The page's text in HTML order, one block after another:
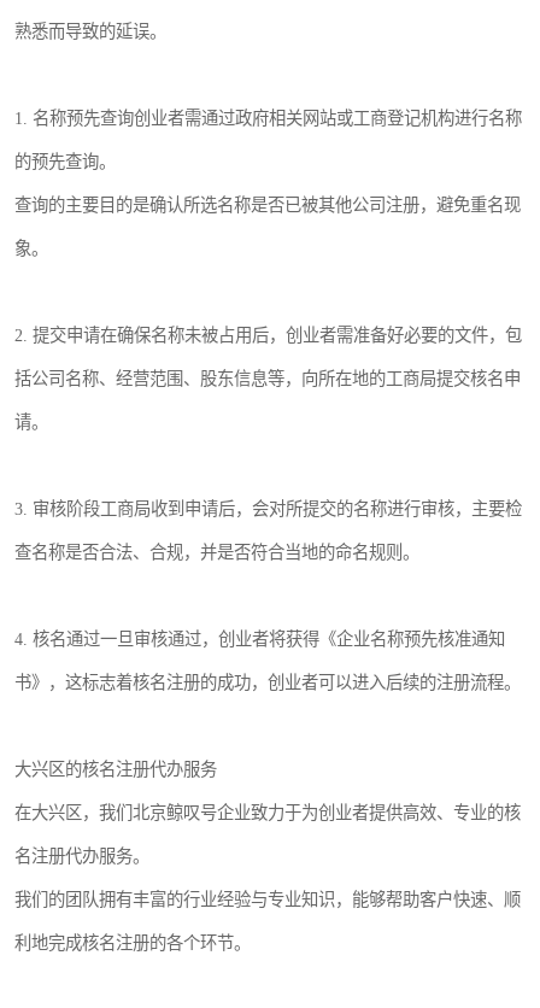
熟悉而导致的延误。
1. 名称预先查询创业者需通过政府相关网站或工商登记机构进行名称
的预先查询。
查询的主要目的是确认所选名称是否已被其他公司注册，避免重名现
象。
2. 提交申请在确保名称未被占用后，创业者需准备好必要的文件，包
括公司名称、经营范围、股东信息等，向所在地的工商局提交核名申
请。
3. 审核阶段工商局收到申请后，会对所提交的名称进行审核，主要检
查名称是否合法、合规，并是否符合当地的命名规则。
4. 核名通过一旦审核通过，创业者将获得《企业名称预先核准通知
书》，这标志着核名注册的成功，创业者可以进入后续的注册流程。
大兴区的核名注册代办服务
在大兴区，我们北京鲸叹号企业致力于为创业者提供高效、专业的核
名注册代办服务。
我们的团队拥有丰富的行业经验与专业知识，能够帮助客户快速、顺
利地完成核名注册的各个环节。